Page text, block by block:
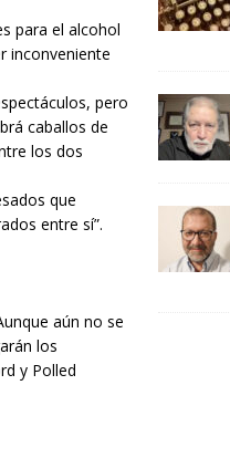
para el alcohol
inconveniente
pero
caballos de
los dos
que
entre sí”.
aún no se
los
y Polled